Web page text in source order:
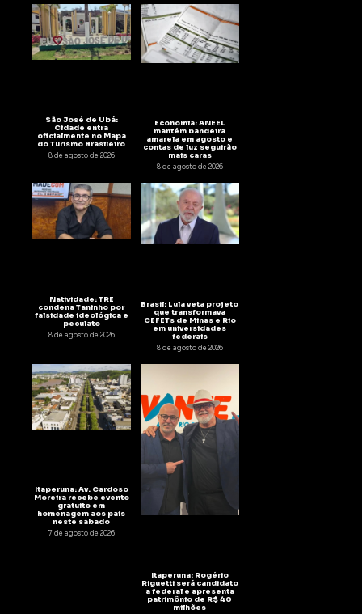
São José de Ubá:
Cidade entra
oficialmente no Mapa
do Turismo Brasileiro
8 de agosto de 2026
Economia: ANEEL
mantém bandeira
amarela em agosto e
contas de luz seguirão
mais caras
8 de agosto de 2026
Natividade: TRE
condena Taninho por
falsidade ideológica e
peculato
8 de agosto de 2026
Brasil: Lula veta projeto
que transformava
CEFETs de Minas e Rio
em universidades
federais
8 de agosto de 2026
Itaperuna: Av. Cardoso
Moreira recebe evento
gratuito em
homenagem aos pais
neste sábado
7 de agosto de 2026
Itaperuna: Rogério
Riguetti será candidato
a federal e apresenta
patrimônio de R$ 40
milhões